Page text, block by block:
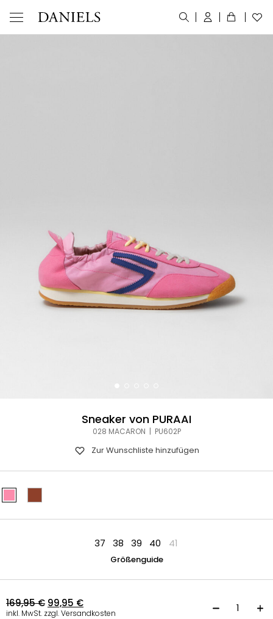
Sneaker von PURAAI
028 MACARON | PU602P
Zur Wunschliste hinzufügen
37 38 39 40 41
Größenguide
169,95€ 99,95 €
inkl. MwSt. zzgl. Versandkosten